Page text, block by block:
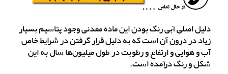
دلیل اصلی آبی رنگ بودن این ماده معدنی وجود پتاسیم بسیار
زیاد در درون آن است که به دلیل قرار گرفتن در شرایط خاص
آب و هوایی و ارتفاع و رطوبت در طول میلیون‌ها سال به این
شکل و رنگ درآمده است.